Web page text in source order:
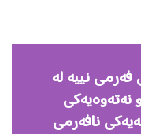
فەرمی نييە لە
نەتەوەیەکی
نافەرمی